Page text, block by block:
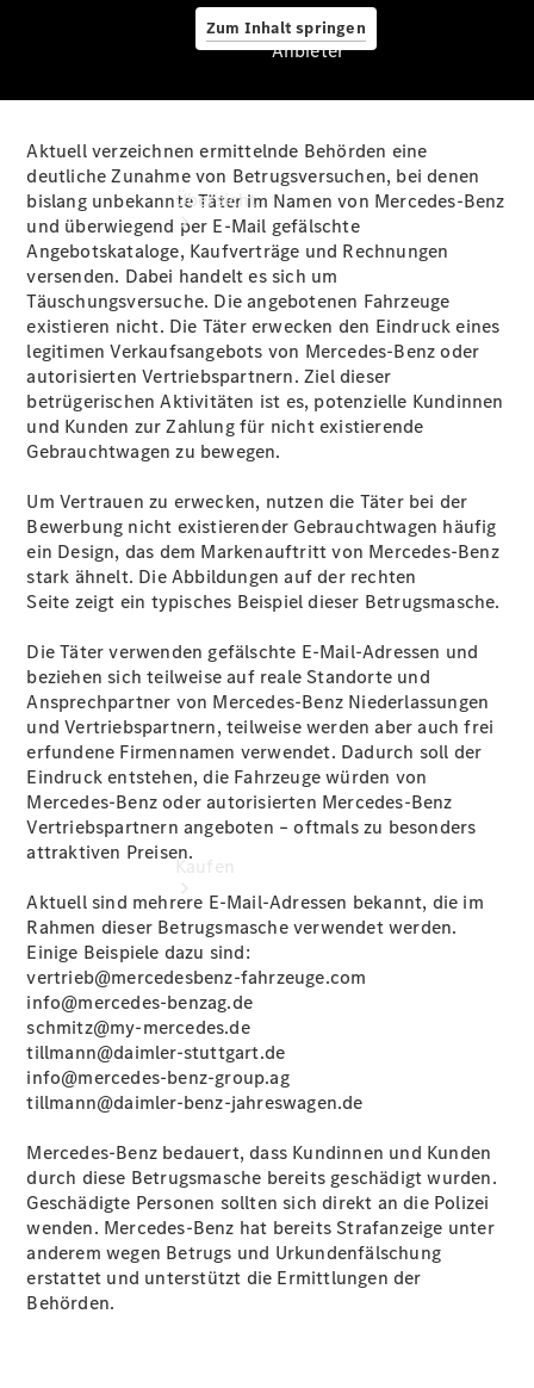
Zum Inhalt springen
Anbieter
Übersicht
Startseite
Ansprechpartner
finden
Beratung
vereinbaren
Servicetermin
vereinbaren
Tel: +49
7309
Kaufen
Übersicht
Gebrauchtwagen
Junge
elektrisch
Finanzdienste
Mercedes-
Benz
Collection
Anbieter
Aktuell verzeichnen ermittelnde Behörden eine
deutliche Zunahme von Betrugsversuchen, bei denen
bislang unbekannte Täter im Namen von Mercedes-Benz
und überwiegend per E‑Mail gefälschte
Angebotskataloge, Kaufverträge und Rechnungen
versenden. Dabei handelt es sich um
Täuschungsversuche. Die angebotenen Fahrzeuge
existieren nicht. Die Täter erwecken den Eindruck eines
legitimen Verkaufsangebots von Mercedes‑Benz oder
autorisierten Vertriebspartnern. Ziel dieser
betrügerischen Aktivitäten ist es, potenzielle Kundinnen
und Kunden zur Zahlung für nicht existierende
Gebrauchtwagen zu bewegen.
Um Vertrauen zu erwecken, nutzen die Täter bei der
Bewerbung nicht existierender Gebrauchtwagen häufig
ein Design, das dem Markenauftritt von Mercedes‑Benz
stark ähnelt. Die Abbildungen auf der rechten
Seite zeigt ein typisches Beispiel dieser Betrugsmasche.
Die Täter verwenden gefälschte E‑Mail‑Adressen und
beziehen sich teilweise auf reale Standorte und
Ansprechpartner von Mercedes‑Benz Niederlassungen
und Vertriebspartnern, teilweise werden aber auch frei
erfundene Firmennamen verwendet. Dadurch soll der
Eindruck entstehen, die Fahrzeuge würden von
Mercedes‑Benz oder autorisierten Mercedes-Benz
Vertriebspartnern angeboten – oftmals zu besonders
attraktiven Preisen.
Aktuell sind mehrere E‑Mail‑Adressen bekannt, die im
Rahmen dieser Betrugsmasche verwendet werden.
Einige Beispiele dazu sind:
vertrieb@mercedesbenz-fahrzeuge.com
info@mercedes-benzag.de
schmitz@my-mercedes.de
tillmann@daimler-stuttgart.de
info@mercedes-benz-group.ag
tillmann@daimler-benz-jahreswagen.de
Mercedes‑Benz bedauert, dass Kundinnen und Kunden
durch diese Betrugsmasche bereits geschädigt wurden.
Geschädigte Personen sollten sich direkt an die Polizei
wenden. Mercedes‑Benz hat bereits Strafanzeige unter
anderem wegen Betrugs und Urkundenfälschung
erstattet und unterstützt die Ermittlungen der
Behörden.